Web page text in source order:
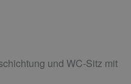
und WC-Sitz mit